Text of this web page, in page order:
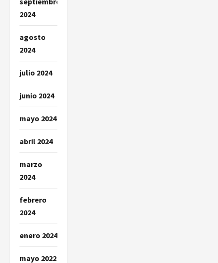
2024
agosto
2024
julio 2024
junio 2024
mayo 2024
abril 2024
marzo
2024
febrero
2024
enero 2024
mayo 2022